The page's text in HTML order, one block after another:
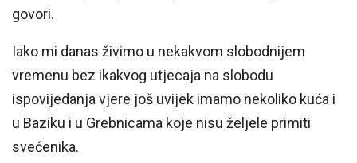
govori.
Iako mi danas živimo u nekakvom slobodnijem
vremenu bez ikakvog utjecaja na slobodu
ispovijedanja vjere još uvijek imamo nekoliko kuća i
u Baziku i u Grebnicama koje nisu željele primiti
svećenika.